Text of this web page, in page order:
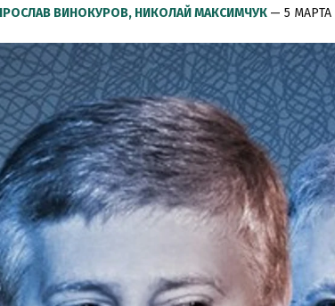
ВИНОКУРОВ, НИКОЛАЙ МАКСИМЧУК — 5 МАРТА